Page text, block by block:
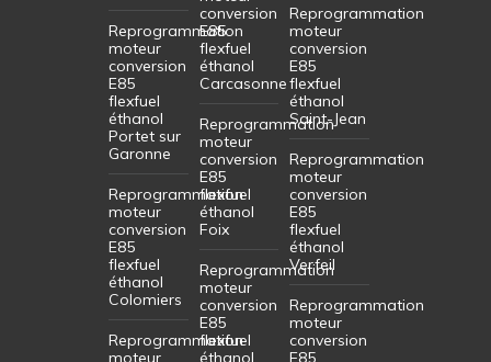
Reprogrammation
moteur
conversion
E85
flexfuel
éthanol
Portet sur
Garonne
Reprogrammation
moteur
conversion
E85
flexfuel
éthanol
Colomiers
Reprogrammation
moteur
conversion
E85
flexfuel
éthanol
Carcasonne
Reprogrammation
moteur
conversion
E85
flexfuel
éthanol
Foix
Reprogrammation
moteur
conversion
E85
flexfuel
éthanol
Reprogrammation
moteur
conversion
E85
flexfuel
éthanol
Saint-Jean
Reprogrammation
moteur
conversion
E85
flexfuel
éthanol
Verfeil
Reprogrammation
moteur
conversion
E85